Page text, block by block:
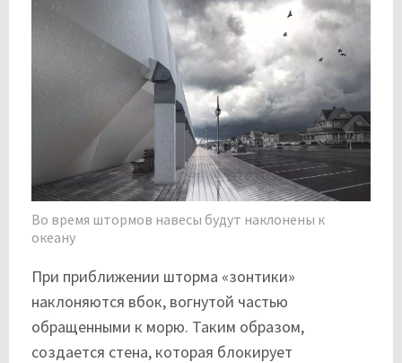
Во время штормов навесы будут наклонены к
океану
При приближении шторма «зонтики»
наклоняются вбок, вогнутой частью
обращенными к морю. Таким образом,
создается стена, которая блокирует